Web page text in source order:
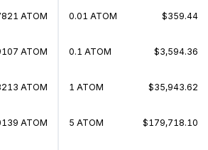
ATOM
ATOM
ATOM
ATOM
0.01 ATOM $359.44
0.1 ATOM $3,594.36
1 ATOM $35,943.62
5 ATOM $179,718.10